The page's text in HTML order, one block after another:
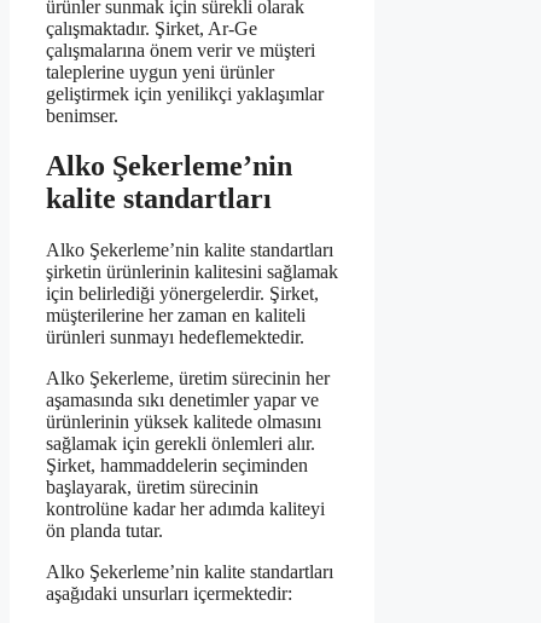
ürünler sunmak için sürekli olarak
çalışmaktadır. Şirket, Ar-Ge
çalışmalarına önem verir ve müşteri
taleplerine uygun yeni ürünler
geliştirmek için yenilikçi yaklaşımlar
benimser.
Alko Şekerleme’nin
kalite standartları
Alko Şekerleme’nin kalite standartları
şirketin ürünlerinin kalitesini sağlamak
için belirlediği yönergelerdir. Şirket,
müşterilerine her zaman en kaliteli
ürünleri sunmayı hedeflemektedir.
Alko Şekerleme, üretim sürecinin her
aşamasında sıkı denetimler yapar ve
ürünlerinin yüksek kalitede olmasını
sağlamak için gerekli önlemleri alır.
Şirket, hammaddelerin seçiminden
başlayarak, üretim sürecinin
kontrolüne kadar her adımda kaliteyi
ön planda tutar.
Alko Şekerleme’nin kalite standartları
aşağıdaki unsurları içermektedir: